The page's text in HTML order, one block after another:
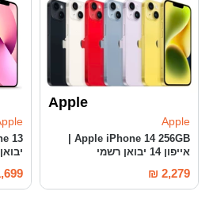
Apple
Apple
אייפון 14 יבואן רשמי
₪ 2,279